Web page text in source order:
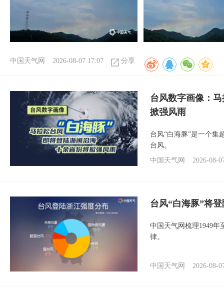
中国天气网 2026-08-07 17:07 分享
台风数字画像：
掀强风雨
台风“白海豚”是一个集
台风。
中国天气网
2026-08-
台风“白海豚”将
中国天气网梳理1949年
律。
中国天气网 2026-08-